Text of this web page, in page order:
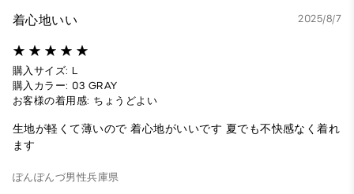
着心地いい 2025/8/7
購入サイズ: L
購入カラー: 03 GRAY
お客様の着用感: ちょうどよい
生地が軽くて薄いので 着心地がいいです 夏でも不快感なく着れ
ます
ぽんぽんづ男性兵庫県